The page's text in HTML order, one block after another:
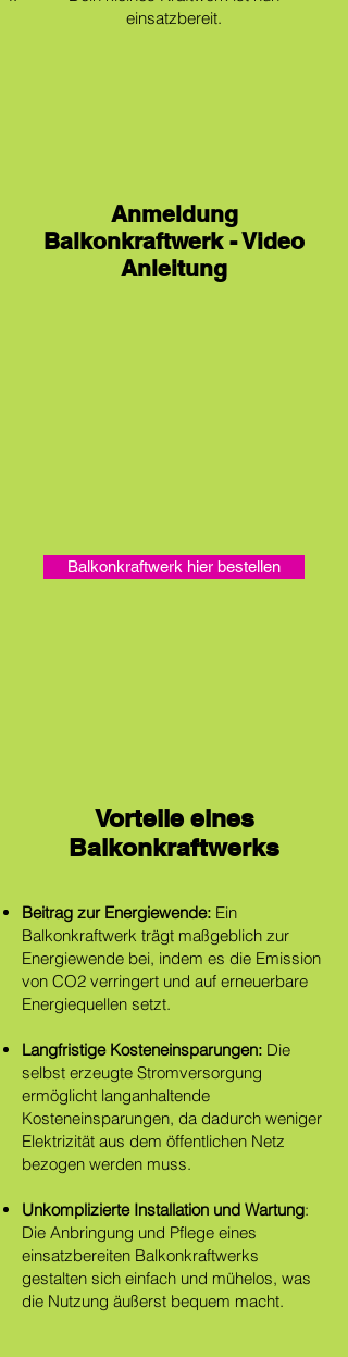
einsatzbereit.
Anmeldung
Balkonkraftwerk - Video
Anleitung
Balkonkraftwerk hier bestellen
Vorteile eines
Balkonkraftwerks
Beitrag zur Energiewende: Ein
Balkonkraftwerk trägt maßgeblich zur
Energiewende bei, indem es die Emission
von CO2 verringert und auf erneuerbare
Energiequellen setzt.
Langfristige Kosteneinsparungen: Die
selbst erzeugte Stromversorgung
ermöglicht langanhaltende
Kosteneinsparungen, da dadurch weniger
Elektrizität aus dem öffentlichen Netz
bezogen werden muss.
Unkomplizierte Installation und Wartung:
Die Anbringung und Pflege eines
einsatzbereiten Balkonkraftwerks
gestalten sich einfach und mühelos, was
die Nutzung äußerst bequem macht.